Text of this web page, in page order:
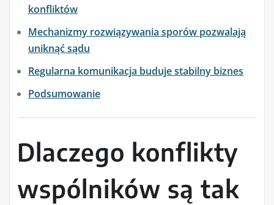
konfliktów
Mechanizmy rozwiązywania sporów pozwalają
uniknąć sądu
Regularna komunikacja buduje stabilny biznes
Podsumowanie
Dlaczego konflikty
wspólników są tak